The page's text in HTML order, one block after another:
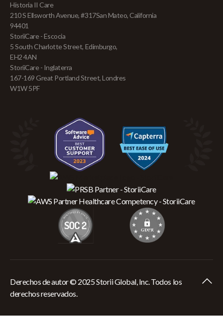
Historia II Care
210 S Ellsworth Avenue, #317San Mateo, California
94401
StoriiCare - Escocia
5 South Charlotte Street, Edimburgo,
EH2 4AN
StoriiCare - Inglaterra
167-169 Great Portland Street, Londres
W1W 5PF
Derechos de autor © 2025 Storii Global, Inc. Todos los
derechos reservados.